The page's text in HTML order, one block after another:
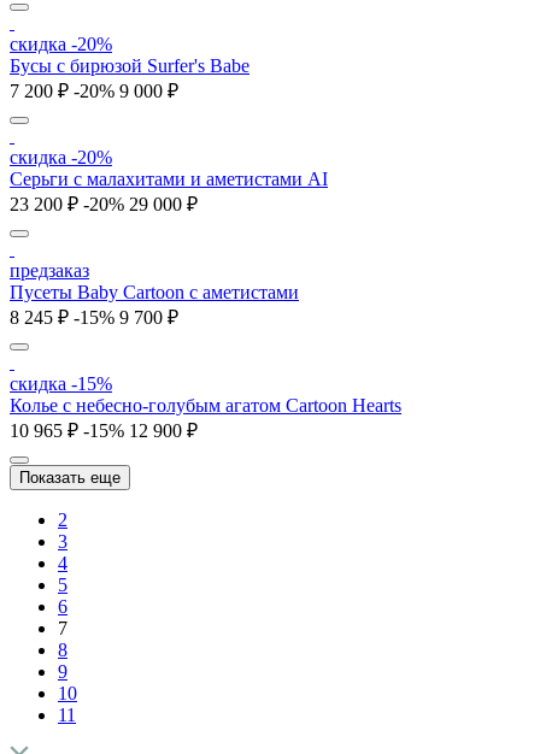
скидка -20%
Бусы с бирюзой Surfer's Babe
7 200 ₽ -20% 9 000 ₽
скидка -20%
Серьги c малахитами и аметистами AI
23 200 ₽ -20% 29 000 ₽
предзаказ
Пусеты Baby Cartoon с аметистами
8 245 ₽ -15% 9 700 ₽
скидка -15%
Колье c небесно-голубым агатом Cartoon Hearts
10 965 ₽ -15% 12 900 ₽
Показать еще
2
3
4
5
6
7
8
9
10
11